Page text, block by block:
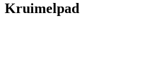
Kruimelpad